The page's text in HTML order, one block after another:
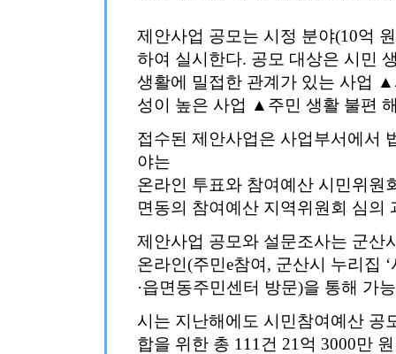
제안사업 공모는 시정 분야(10억
하여 실시한다. 공모 대상은 시민
생활에 밀접한 관계가 있는 사업
성이 높은 사업 ▲주민 생활 불편
접수된 제안사업은 사업부서에서
야는
온라인 투표와 참여예산 시민위원
면동의 참여예산 지역위원회 심의
제안사업 공모와 설문조사는 군산
온라인(주민e참여, 군산시 누리집
·읍면동주민센터 방문)을 통해 가
시는 지난해에도 시민참여예산 공
합을 위한 총 111건 21억 3000만